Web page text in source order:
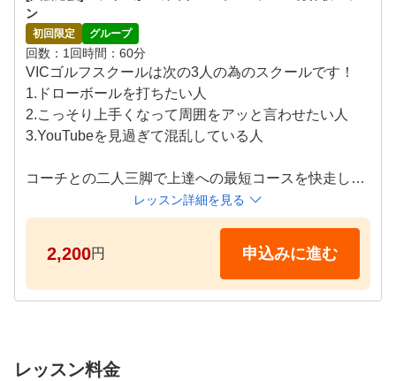
ン
初回限定 グループ
回数 1回時間 60分
VICゴルフスクールは次の3人の為のスクールです！
1.ドローボールを打ちたい人
2.こっそり上手くなって周囲をアッと言わせたい人
3.YouTubeを見過ぎて混乱している人
コーチとの二人三脚で上達への最短コースを快走しま
月：10:30～　13:30～
火、水：10:30～　13:30～　18:30～　19:30～
土：10:30～　13:30～　14:30～
レッスン詳細を見る
2,200円 申込みに進む
レッスン料金